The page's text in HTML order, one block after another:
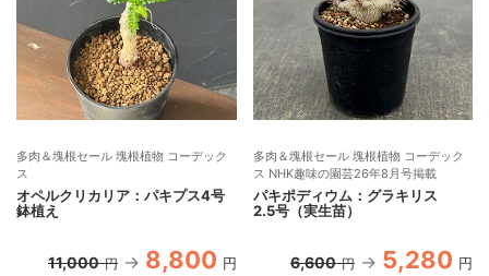
多肉＆塊根セール 塊根植物 コーデック
ス
オペルクリカリア：パキプス4号
鉢植え
11,000 円 8,800 円
多肉＆塊根セール 塊根植物 コーデック
ス NHK趣味の園芸26年8月号掲載
パキポディウム：グラキリス
2.5号（実生苗）
6,600 円 5,280 円